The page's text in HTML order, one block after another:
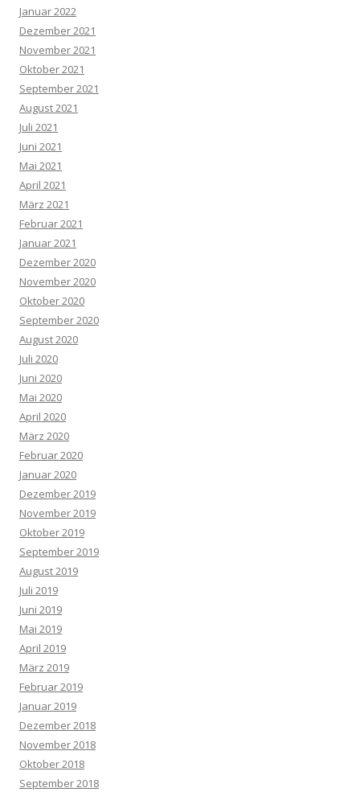
Januar 2022
Dezember 2021
November 2021
Oktober 2021
September 2021
August 2021
Juli 2021
Juni 2021
Mai 2021
April 2021
März 2021
Februar 2021
Januar 2021
Dezember 2020
November 2020
Oktober 2020
September 2020
August 2020
Juli 2020
Juni 2020
Mai 2020
April 2020
März 2020
Februar 2020
Januar 2020
Dezember 2019
November 2019
Oktober 2019
September 2019
August 2019
Juli 2019
Juni 2019
Mai 2019
April 2019
März 2019
Februar 2019
Januar 2019
Dezember 2018
November 2018
Oktober 2018
September 2018